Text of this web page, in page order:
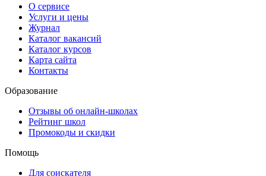
О сервисе
Услуги и цены
Журнал
Каталог вакансий
Каталог курсов
Карта сайта
Контакты
Образование
Отзывы об онлайн-школах
Рейтинг школ
Промокоды и скидки
Помощь
Для соискателя